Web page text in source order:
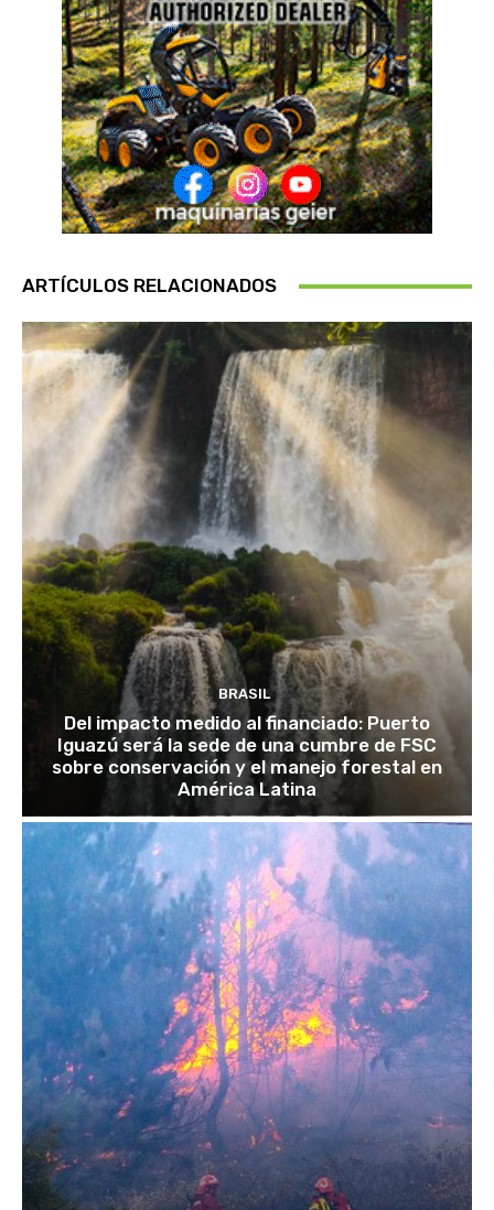
ARTÍCULOS RELACIONADOS
BRASIL
Del impacto medido al financiado: Puerto
Iguazú será la sede de una cumbre de FSC
sobre conservación y el manejo forestal en
América Latina